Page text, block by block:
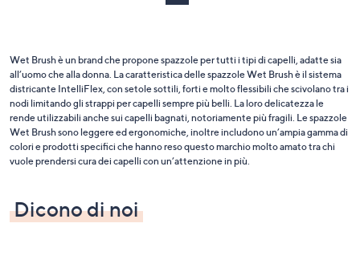
Wet Brush è un brand che propone spazzole per tutti i tipi di capelli, adatte sia
all’uomo che alla donna. La caratteristica delle spazzole Wet Brush è il sistema
districante IntelliFlex, con setole sottili, forti e molto flessibili che scivolano tra i
nodi limitando gli strappi per capelli sempre più belli. La loro delicatezza le
rende utilizzabili anche sui capelli bagnati, notoriamente più fragili. Le spazzole
Wet Brush sono leggere ed ergonomiche, inoltre includono un’ampia gamma di
colori e prodotti specifici che hanno reso questo marchio molto amato tra chi
vuole prendersi cura dei capelli con un’attenzione in più.
Dicono di noi